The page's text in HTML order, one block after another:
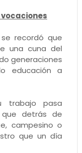
recordó que
una cuna del
generaciones
educación a
trabajo pasa
que detrás de
campesino o
que un día